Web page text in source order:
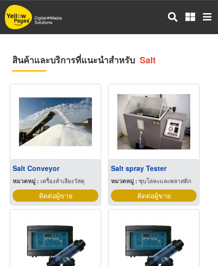
ข้าม
ไป
สินค้าและบริการที่แนะนำสำหรับ Salt
Salt Conveyor
หมวดหมู่ : เครื่องลำเลียงวัสดุ
ติดต่อผู้ขาย
Salt spray Tester
หมวดหมู่ : ชุบโลหะและพลาสติก
ติดต่อผู้ขาย